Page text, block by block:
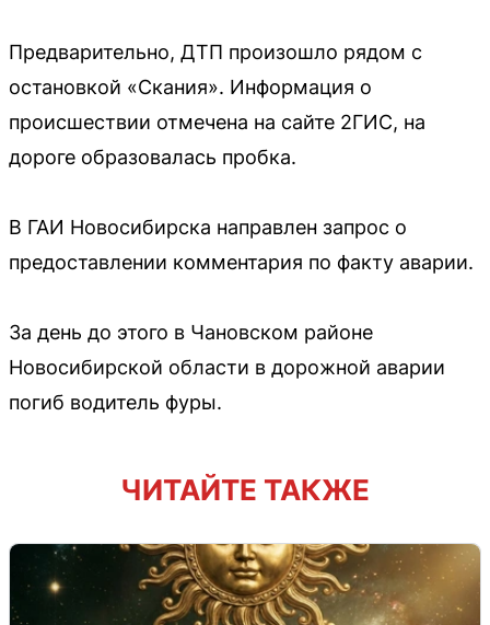
Предварительно, ДТП произошло рядом с
остановкой «Скания». Информация о
происшествии отмечена на сайте 2ГИС, на
дороге образовалась пробка.
В ГАИ Новосибирска направлен запрос о
предоставлении комментария по факту аварии.
За день до этого в Чановском районе
Новосибирской области в дорожной аварии
погиб водитель фуры.
ЧИТАЙТЕ ТАКЖЕ